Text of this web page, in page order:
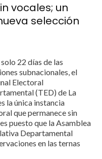
vocales; un
selección
22 días de las
subnacionales, el
Electoral
(TED) de La
la única instancia
que permanece sin
puesto que la Asamblea
Departamental
en las ternas